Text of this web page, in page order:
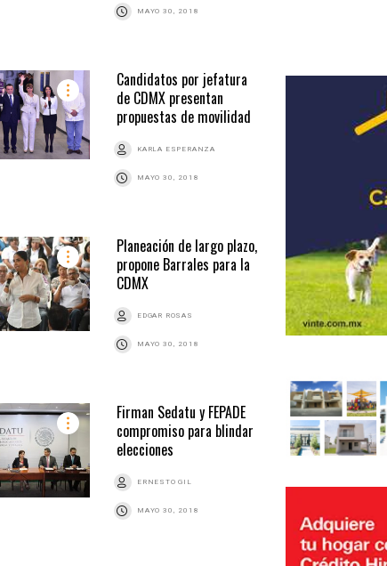
MAYO 30, 2018
Candidatos por jefatura
de CDMX presentan
propuestas de movilidad
KARLA ESPERANZA
MAYO 30, 2018
Planeación de largo plazo,
propone Barrales para la
CDMX
EDGAR ROSAS
MAYO 30, 2018
Firman Sedatu y FEPADE
compromiso para blindar
elecciones
ERNESTO GIL
MAYO 30, 2018